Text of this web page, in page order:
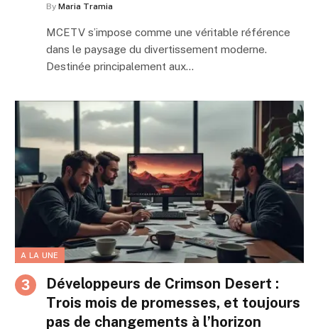
By Maria Tramia
MCETV s’impose comme une véritable référence
dans le paysage du divertissement moderne.
Destinée principalement aux…
A LA UNE
Développeurs de Crimson Desert :
Trois mois de promesses, et toujours
pas de changements à l’horizon